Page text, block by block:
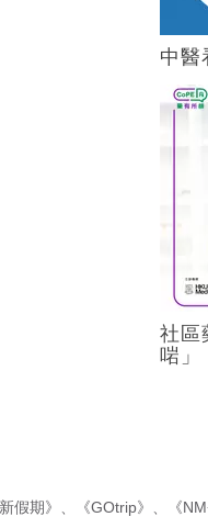
中醫
社區
啱」
新假期》 、 《GOtrip》 、 《